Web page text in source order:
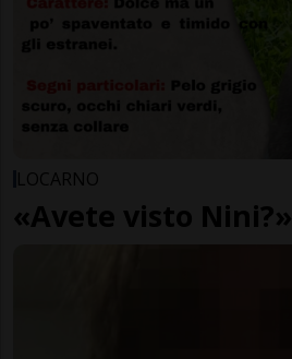
LOCARNO
«Avete visto Nini?»